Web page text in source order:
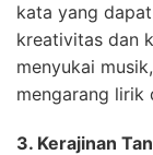
kata yang
kreativitas dan
menyukai
mengarang lirik
3. Kerajinan